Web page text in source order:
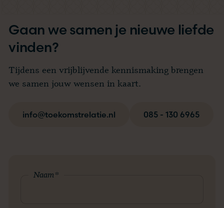
Gaan we samen je nieuwe liefde
vinden?
Tijdens een vrijblijvende kennismaking brengen
we samen jouw wensen in kaart.
info@toekomstrelatie.nl 085 - 130 6965
Naam*